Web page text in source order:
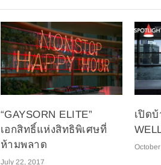
“GAYSORN ELITE”
เอกสิทธิ์แห่งสิทธิพิเศษที่
ห้ามพลาด
July 22, 2017
เปิด